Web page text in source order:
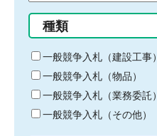
る
キ
ー
ワ
ー
ド
種類
一般競争入札（建設工事）
一般競争入札（物品）
一般競争入札（業務委託）
一般競争入札（その他）